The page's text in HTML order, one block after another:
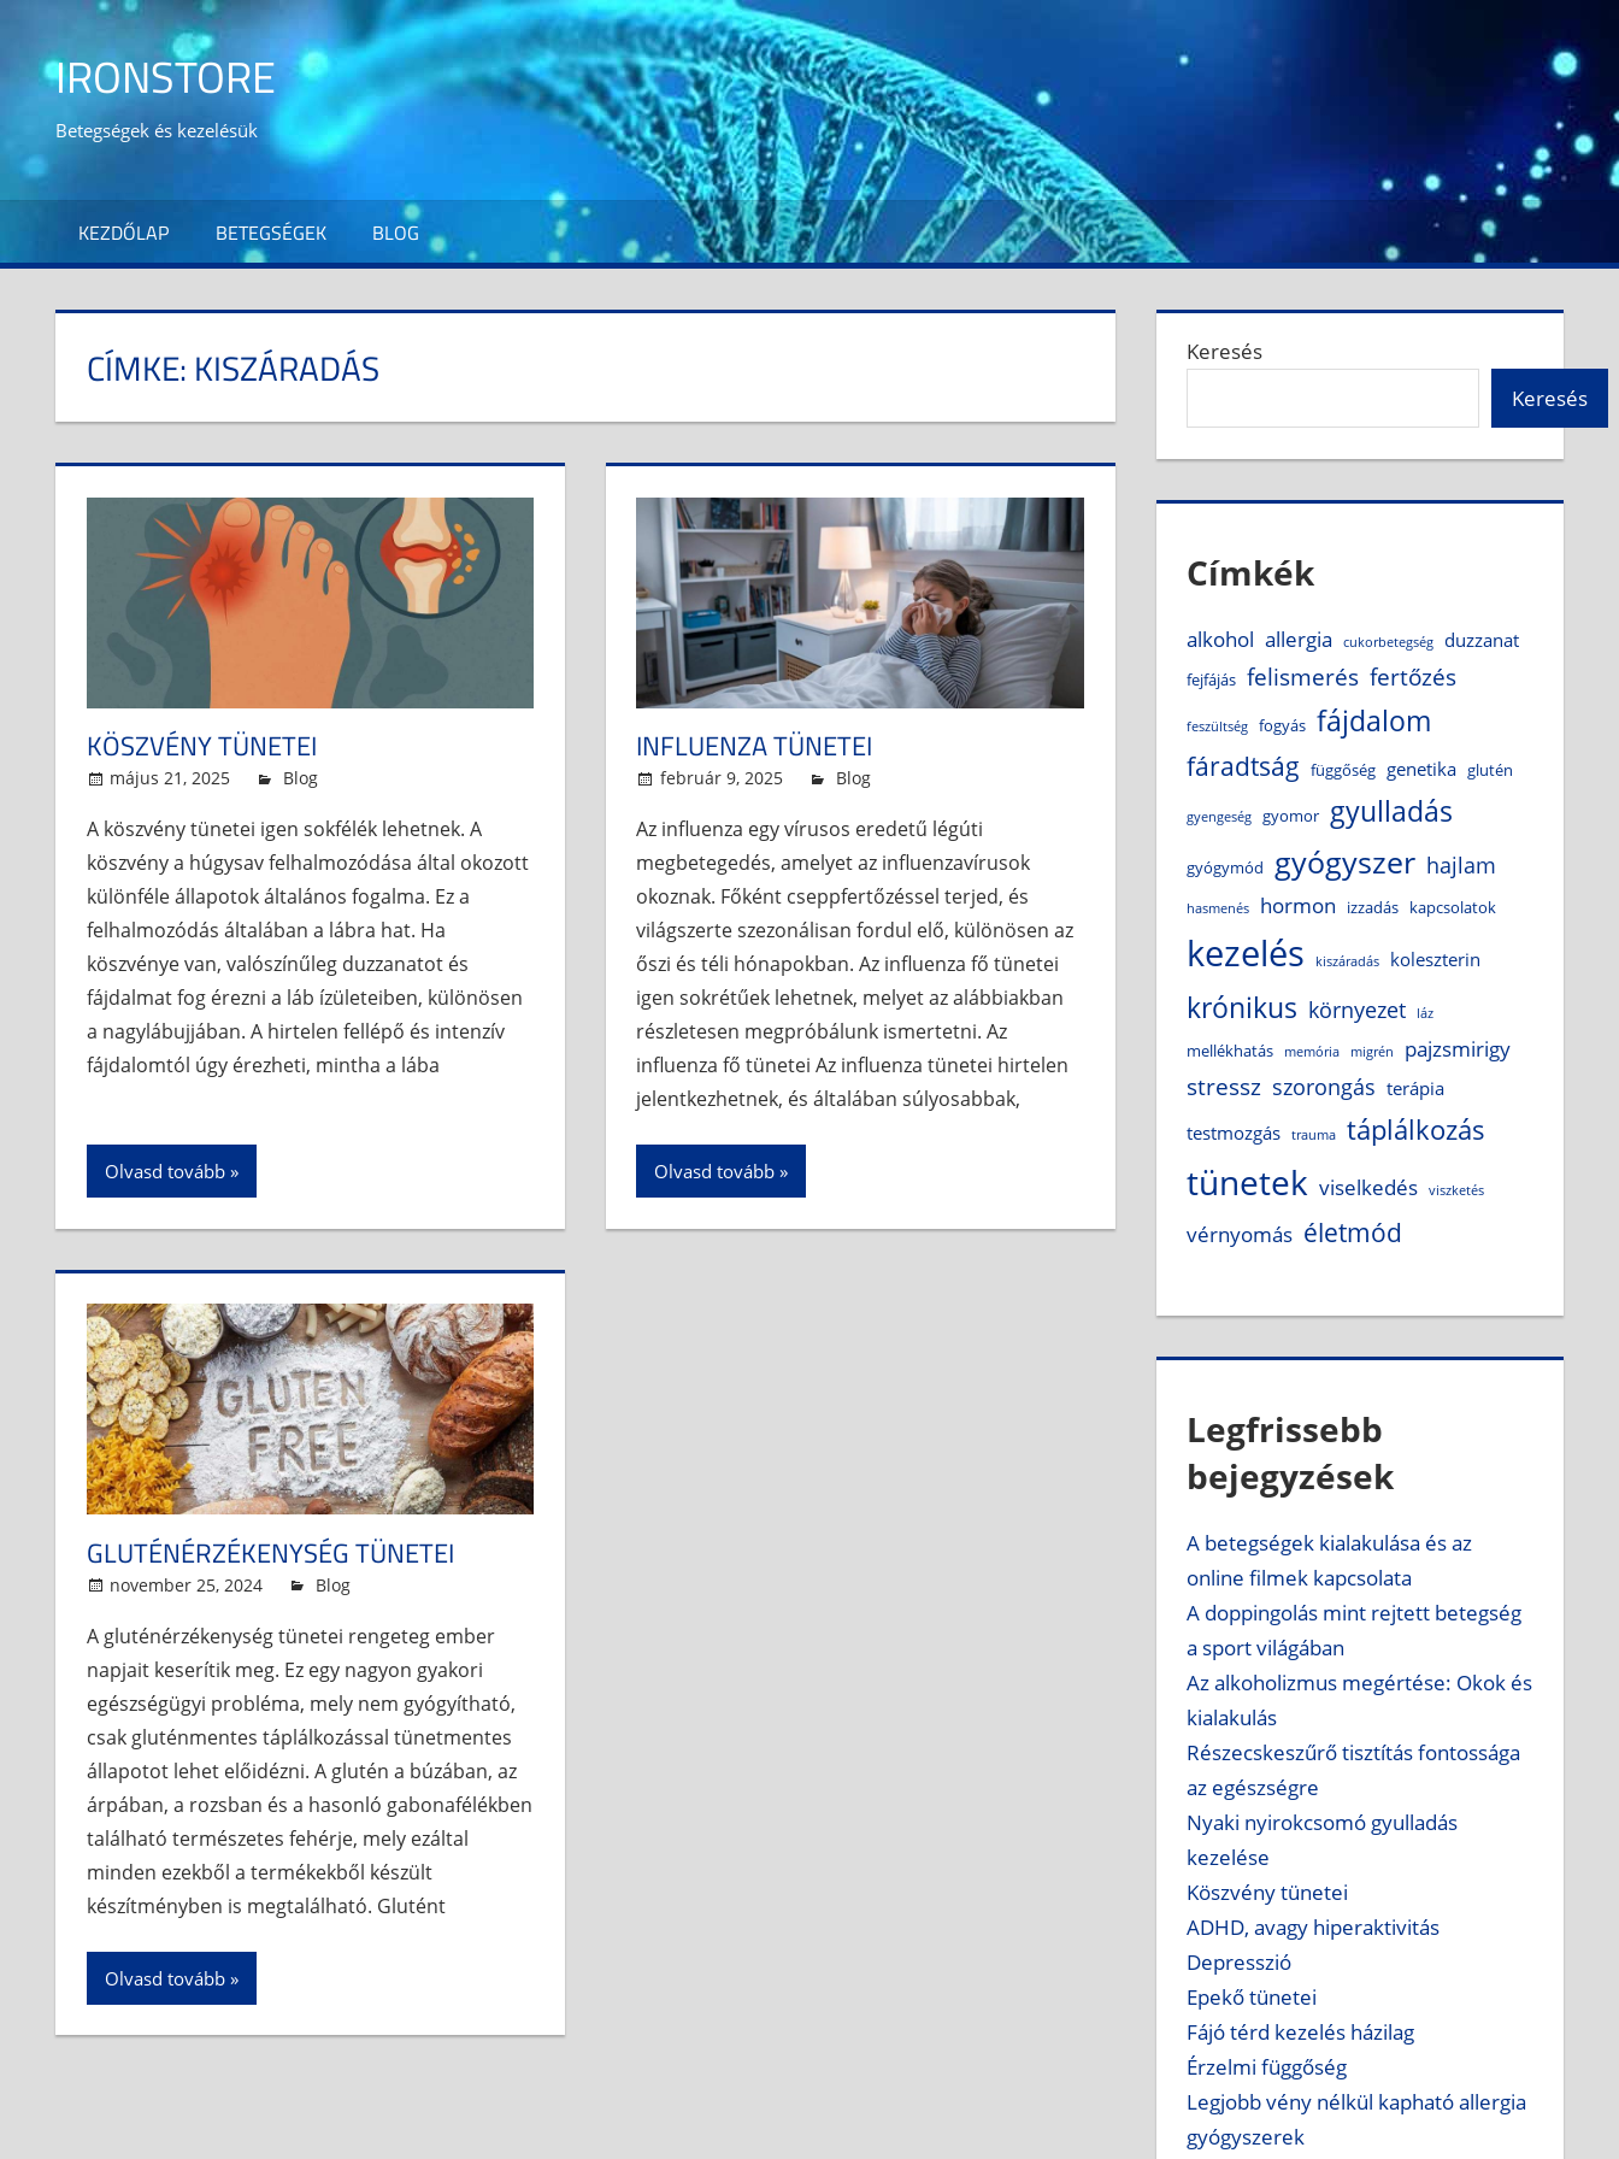
contentIRONSTORE
Betegségek és kezelésük
KEZDŐLAP BETEGSÉGEK BLOG
CÍMKE: KISZÁRADÁS
KÖSZVÉNY TÜNETEI
május 21, 2025 admin
Blog
A köszvény tünetei igen sokfélék lehetnek. A
köszvény a húgysav felhalmozódása által okozott
különféle állapotok általános fogalma. Ez a
felhalmozódás általában a lábra hat. Ha
köszvénye van, valószínűleg duzzanatot és
fájdalmat fog érezni a láb ízületeiben, különösen
a nagylábujjában. A hirtelen fellépő és intenzív
fájdalomtól úgy érezheti, mintha a lába
Olvasd tovább
INFLUENZA TÜNETEI
február 9, 2025 admin
Blog
Az influenza egy vírusos eredetű légúti
megbetegedés, amelyet az influenzavírusok
okoznak. Főként cseppfertőzéssel terjed, és
világszerte szezonálisan fordul elő, különösen az
őszi és téli hónapokban. Az influenza fő tünetei
igen sokrétűek lehetnek, melyet az alábbiakban
részletesen megpróbálunk ismertetni. Az
influenza fő tünetei Az influenza tünetei hirtelen
jelentkezhetnek, és általában súlyosabbak,
Olvasd tovább
GLUTÉNÉRZÉKENYSÉG TÜNETEI
november 25, 2024 admin
Blog
A gluténérzékenység tünetei rengeteg ember
napjait keserítik meg. Ez egy nagyon gyakori
egészségügyi probléma, mely nem gyógyítható,
csak gluténmentes táplálkozással tünetmentes
állapotot lehet előidézni. A glutén a búzában, az
árpában, a rozsban és a hasonló gabonafélékben
található természetes fehérje, mely ezáltal
minden ezekből a termékekből készült
készítményben is megtalálható. Glutént
Olvasd tovább
Keresés
Keresés
Címkék
alkohol allergia cukorbetegség duzzanat
fejfájás felismerés fertőzés
feszültség fogyás fájdalom
fáradtság függőség genetika glutén
gyengeség gyomor gyulladás
gyógymód gyógyszer hajlam
hasmenés hormon izzadás kapcsolatok
kezelés kiszáradás koleszterin
krónikus környezet láz
mellékhatás memória migrén pajzsmirigy
stressz szorongás terápia
testmozgás
trauma táplálkozás
tünetek viselkedés viszketés
vérnyomás életmód
Legfrissebb
bejegyzések
A betegségek kialakulása és az
online filmek kapcsolata
A doppingolás mint rejtett betegség
a sport világában
Az alkoholizmus megértése: Okok és
kialakulás
Részecskeszűrő tisztítás fontossága
az egészségre
Nyaki nyirokcsomó gyulladás
kezelése
Köszvény tünetei
ADHD, avagy hiperaktivitás
Depresszió
Epekő tünetei
Fájó térd kezelés házilag
Érzelmi függőség
Legjobb vény nélkül kapható allergia
gyógyszerek